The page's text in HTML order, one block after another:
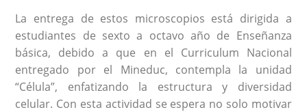
La entrega de estos microscopios está dirigida a
estudiantes de sexto a octavo año de Enseñanza
básica, debido a que en el Curriculum Nacional
entregado por el Mineduc, contempla la unidad
“Célula”, enfatizando la estructura y diversidad
celular. Con esta actividad se espera no solo motivar